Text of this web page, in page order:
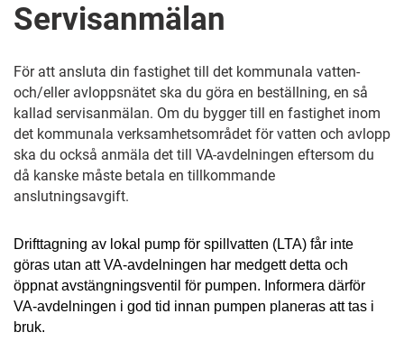
Servisanmälan
För att ansluta din fastighet till det kommunala vatten-
och/eller avloppsnätet ska du göra en beställning, en så
kallad servisanmälan. Om du bygger till en fastighet inom
det kommunala verksamhetsområdet för vatten och avlopp
ska du också anmäla det till VA-avdelningen eftersom du
då kanske måste betala en tillkommande
anslutningsavgift.
Drifttagning av lokal pump för spillvatten (LTA) får inte
göras utan att VA-avdelningen har medgett detta och
öppnat avstängningsventil för pumpen. Informera därför
VA-avdelningen i god tid innan pumpen planeras att tas i
bruk.